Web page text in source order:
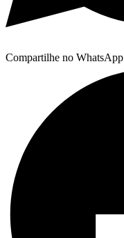
Compartilhe no WhatsApp